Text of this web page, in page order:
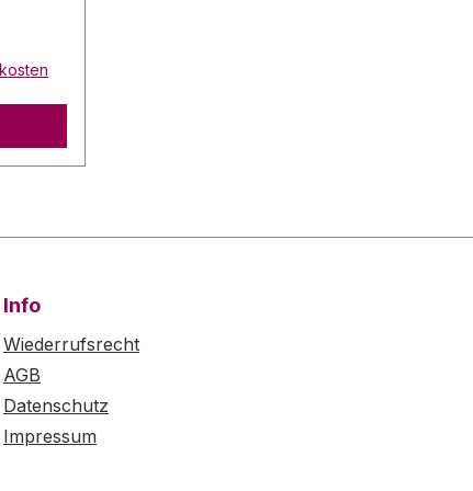
Grad
Info
Wiederrufsrecht
AGB
Datenschutz
Impressum